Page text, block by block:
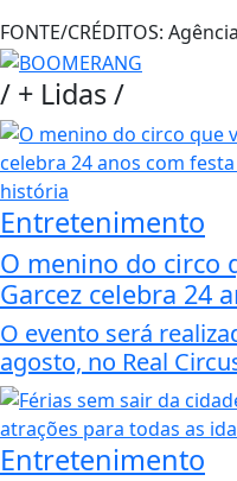
FONTE/CRÉDITOS:
/ + Lidas/
Entretenimento
O menino do circo
Garcez celebra 24
O evento será
agosto, no Real
Entretenimento